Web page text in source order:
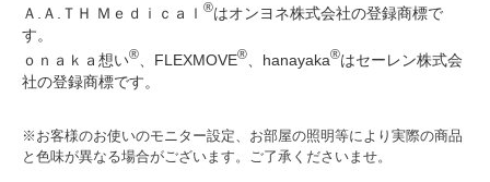
Ａ.Ａ.ＴＨ Ｍｅｄｉｃａｌ ®はオンヨネ株式会社の登録商標で
す。
ｏｎａｋａ想い® 、FLEXMOVE® 、hanayaka®はセーレン株式会
社の登録商標です。
※お客様のお使いのモニター設定、お部屋の照明等により実際の商品
と色味が異なる場合がございます。ご了承くださいませ。